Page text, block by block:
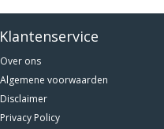
Klantenservice
Over ons
Algemene voorwaarden
Disclaimer
Privacy Policy